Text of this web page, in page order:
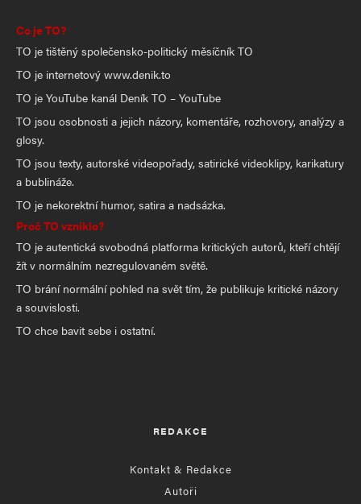
Co je TO?
TO je tištěný společensko-politický měsíčník TO
TO je internetový www.denik.to
TO je YouTube kanál Deník TO – YouTube
TO jsou osobnosti a jejich názory, komentáře, rozhovory, analýzy a
glosy.
TO jsou texty, autorské videopořady, satirické videoklipy, karikatury
a bublináže.
TO je nekorektní humor, satira a nadsázka.
Proč TO vzniklo?
TO je autentická svobodná platforma kritických autorů, kteří chtějí
žít v normálním nezregulovaném světě.
TO brání normální pohled na svět tím, že publikuje kritické názory
a souvislosti.
TO chce bavit sebe i ostatní.
REDAKCE
Kontakt & Redakce
Autoři